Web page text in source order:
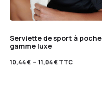
Serviette de sport à poche
gamme luxe
10,44€ – 11,04€TTC